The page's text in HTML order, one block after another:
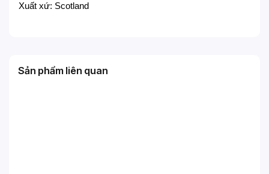
Xuất xứ: Scotland
Sản phẩm liên quan